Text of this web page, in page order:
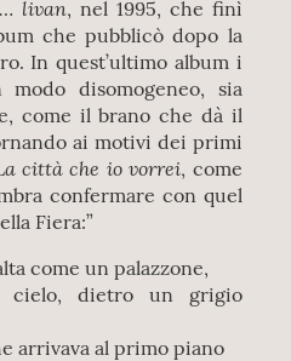
livan, nel 1995, che finì
che pubblicò dopo la
In quest’ultimo album i
disomogeneo, sia
come il brano che dà il
ai motivi dei primi
città che io vorrei, come
confermare con quel
Fiera:”
come un palazzone,
cielo, dietro un grigio
arrivava al primo piano